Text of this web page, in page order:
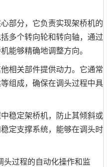
分，它负责实现架桥机的
多个转向轮和转向轴，通过
能够精确地调整方向。
关部件提供动力。它通常
组成，确保在调头过程中具
定架桥机，防止其倾斜或
定支撑系统，能够在调头时
过程的自动化操作和监